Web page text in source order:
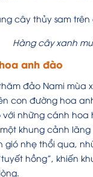
Hàng cây xanh
anh đào
đảo Nami mùa
con đường hoa
những cánh hoa
khung cảnh
gió nhẹ thổi qua,
hồng”, khiến